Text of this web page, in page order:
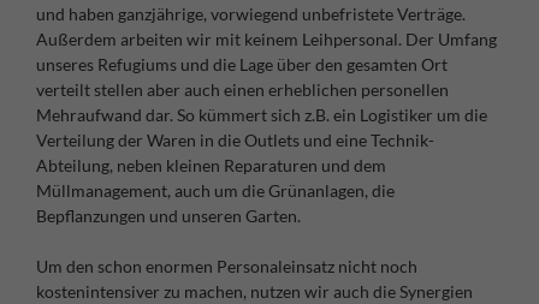
und haben ganzjährige, vorwiegend unbefristete Verträge.
Außerdem arbeiten wir mit keinem Leihpersonal. Der Umfang
unseres Refugiums und die Lage über den gesamten Ort
verteilt stellen aber auch einen erheblichen personellen
Mehraufwand dar. So kümmert sich z.B. ein Logistiker um die
Verteilung der Waren in die Outlets und eine Technik-
Abteilung, neben kleinen Reparaturen und dem
Müllmanagement, auch um die Grünanlagen, die
Bepflanzungen und unseren Garten.
Um den schon enormen Personaleinsatz nicht noch
kostenintensiver zu machen, nutzen wir auch die Synergien